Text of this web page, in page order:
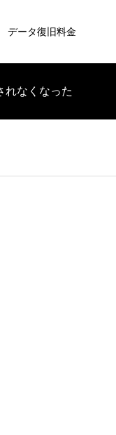
データ復旧料金
れなくなった